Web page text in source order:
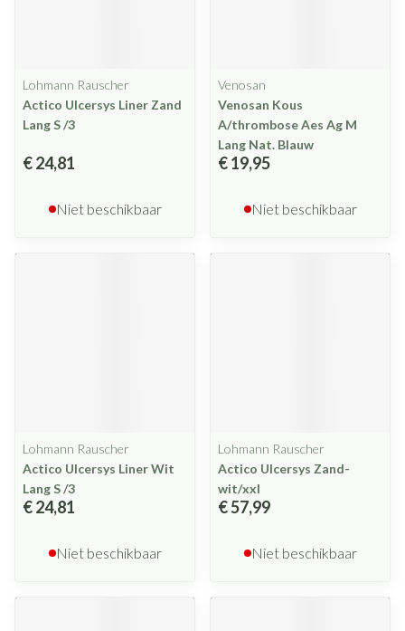
Lohmann Rauscher
Actico Ulcersys Liner Zand
Lang S /3
€ 24,81
Niet beschikbaar
Venosan
Venosan Kous
A/thrombose Aes Ag M
Lang Nat. Blauw
€ 19,95
Niet beschikbaar
Lohmann Rauscher
Actico Ulcersys Liner Wit
Lang S /3
€ 24,81
Niet beschikbaar
Lohmann Rauscher
Actico Ulcersys Zand-
wit/xxl
€ 57,99
Niet beschikbaar